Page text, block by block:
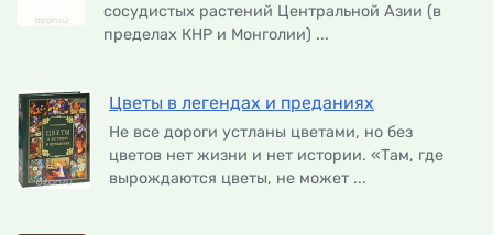
сосудистых растений Центральной Азии (в
пределах КНР и Монголии) ...
Цветы в легендах и преданиях
Не все дороги устланы цветами, но без
цветов нет жизни и нет истории. «Там, где
вырождаются цветы, не может ...